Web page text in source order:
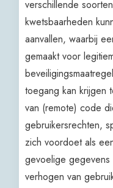
verschillende
kwetsbaarheden
aanvallen, waarbij
gemaakt voor
toegang kan krijgen
van (remote) code
gebruikersrechten,
zich voordoet als
gevoelige
verhogen van